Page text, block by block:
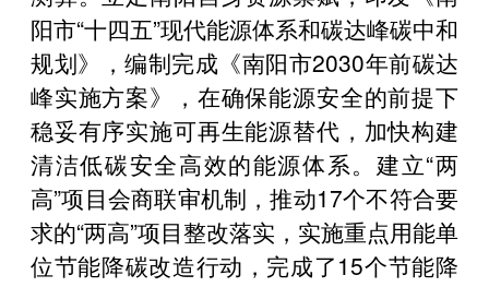
阳市“十四五”现代能源体系和碳达峰碳中和
规划》，编制完成《南阳市2030年前碳达
峰实施方案》，在确保能源安全的前提下
稳妥有序实施可再生能源替代，加快构建
清洁低碳安全高效的能源体系。建立“两
高”项目会商联审机制，推动17个不符合要
求的“两高”项目整改落实，实施重点用能单
位节能降碳改造行动，完成了15个节能降